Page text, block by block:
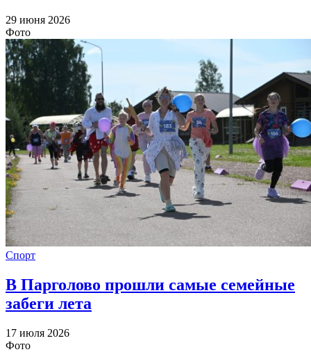
29 июня 2026
Фото
Спорт
В Парголово прошли самые семейные
забеги лета
17 июля 2026
Фото